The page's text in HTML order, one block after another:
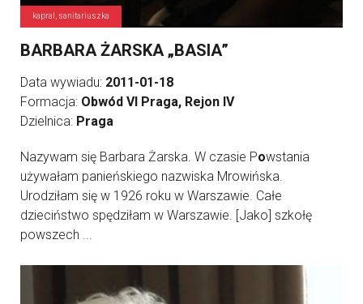
kapral, sanitariuszka
BARBARA ŻARSKA „BASIA”
Data wywiadu: 2011-01-18
Formacja: Obwód VI Praga, Rejon IV
Dzielnica: Praga
Nazywam się Barbara Żarska. W czasie Powstania
używałam panieńskiego nazwiska Mrowińska.
Urodziłam się w 1926 roku w Warszawie. Całe
dzieciństwo spędziłam w Warszawie. [Jako] szkołę
powszech ...